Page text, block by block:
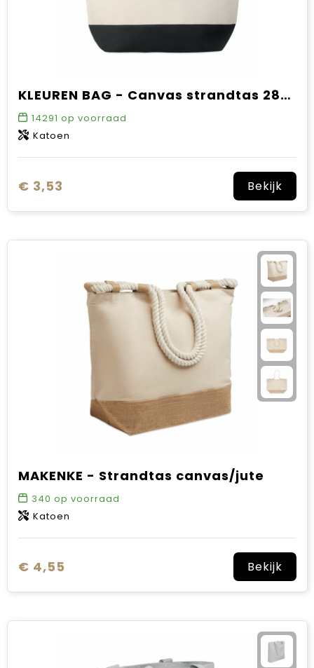
KLEUREN BAG - Canvas strandtas 280 g/m²
14291 op voorraad
Katoen
€ 3,53 Bekijk
MAKENKE - Strandtas canvas/jute
340 op voorraad
Katoen
€ 4,55 Bekijk